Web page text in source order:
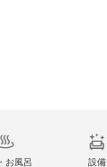
お風呂 設備